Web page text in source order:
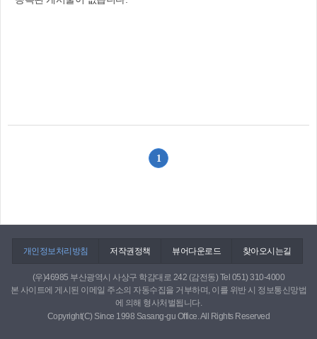
1
개인정보처리방침 저작권정책 뷰어다운로드 찾아오시는길
(우)46985 부산광역시 사상구 학감대로 242 (감전동) Tel 051) 310-4000
본 사이트에 게시된 이메일 주소의 자동수집을 거부하며, 이를 위반 시 정보통신망법
에 의해 형사처벌됩니다.
Copyright(C) Since 1998 Sasang-gu Office. All Rights Reserved